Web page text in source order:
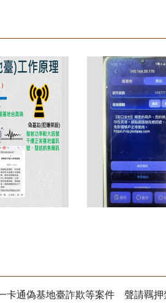
卡通偽基地臺詐欺等案件 聲請羈押